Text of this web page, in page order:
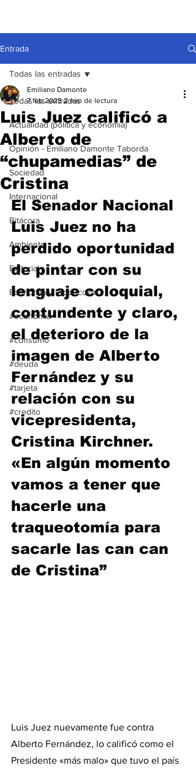
Entrada
Todas las entradas
Actualidad (política y economía)
Opinión - Emiliano Damonte Taborda
Sociedad
Internacional
Bitácora
Ambiente
Editorial
Economía y Producción
#economia
#consumo
#deuda
#tarjeta
#credito
Todas las entradas
Luis Juez calificó a
Alberto de
“chupamedias” de
Cristina
Emiliano Damonte
7 feb 2023 2 min de lectura
El Senador Nacional
Luis Juez no ha
perdido oportunidad
de pintar con su
lenguaje coloquial,
contundente y claro,
el deterioro de la
imagen de Alberto
Fernández y su
relación con su
vicepresidenta,
Cristina Kirchner.
«En algún momento
vamos a tener que
hacerle una
traqueotomía para
sacarle las can can
de Cristina”
Luis Juez nuevamente fue contra
Alberto Fernández, lo calificó como el
Presidente «más malo» que tuvo el país